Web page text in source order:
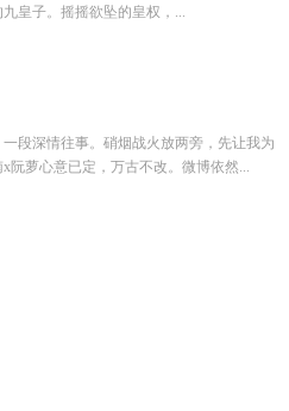
皇子。摇摇欲坠的皇权，...
一段深情往事。硝烟战火放两旁，先让我为
阮萝心意已定，万古不改。微博依然...